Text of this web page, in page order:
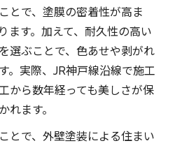
とで、塗膜の密着性が高ま
ます。加えて、耐久性の高い
選ぶことで、色あせや剥がれ
。実際、JR神戸線沿線で施工
から数年経っても美しさが保
れます。
とで、外壁塗装による住まい